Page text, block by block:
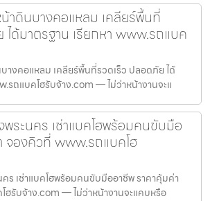
าดินบางคอแหลม เคลียร์พื้นที่
ได้มาตรฐาน เรียกหา www.รถแบค
างคอแหลม เคลียร์พื้นที่รวดเร็ว ปลอดภัย ได้
รถแบคโฮรับจ้าง.com — ไม่ว่าหน้างานจะแ
พระนคร เช่าแบคโฮพร้อมคนขับมือ
จองคิวที่ www.รถแบคโฮ
ร เช่าแบคโฮพร้อมคนขับมืออาชีพ ราคาคุ้มค่า
ฮรับจ้าง.com — ไม่ว่าหน้างานจะแคบหรือ